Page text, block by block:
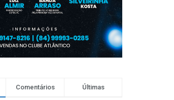
Comentários Últimas